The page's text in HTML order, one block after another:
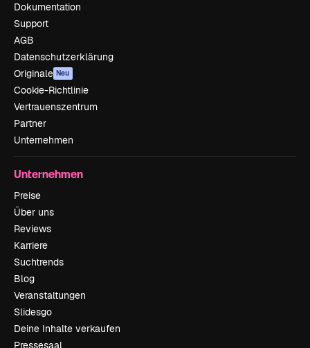
Dokumentation
Support
AGB
Datenschutzerklärung
Originale Neu
Cookie-Richtlinie
Vertrauenszentrum
Partner
Unternehmen
Unternehmen
Preise
Über uns
Reviews
Karriere
Suchtrends
Blog
Veranstaltungen
Slidesgo
Deine Inhalte verkaufen
Pressesaal